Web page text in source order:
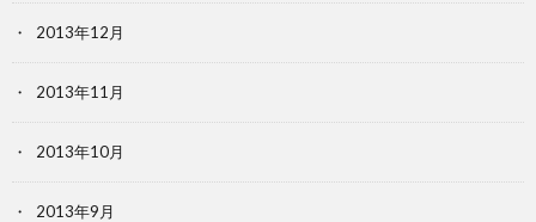
2013年12月
2013年11月
2013年10月
2013年9月